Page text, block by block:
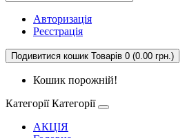
Авторизація
Реєстрація
Подивитися кошик Товарів 0 (0.00 грн.)
Кошик порожній!
Категорії Категорії
АКЦІЯ